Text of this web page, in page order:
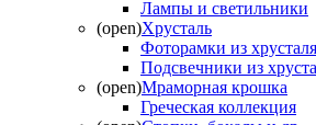
Лампы и светильники
(open)Хрусталь
Фоторамки из хрусталя
Подсвечники из
(open)Мраморная крошка
Греческая коллекция